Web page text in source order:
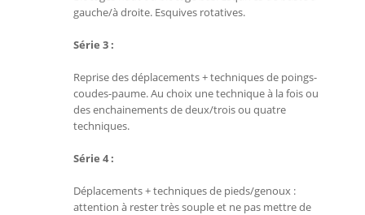
gauche/à droite. Esquives rotatives.
Série 3 :
Reprise des déplacements + techniques de poings-
coudes-paume. Au choix une technique à la fois ou
des enchainements de deux/trois ou quatre
techniques.
Série 4 :
Déplacements + techniques de pieds/genoux :
attention à rester très souple et ne pas mettre de